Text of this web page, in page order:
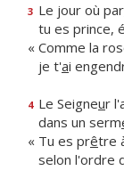
3 Le jour où par
tu es prince,
« Comme la
je t'ai
4 Le Seigneur
dans un serm
« Tu es prêtre
selon l'ordre